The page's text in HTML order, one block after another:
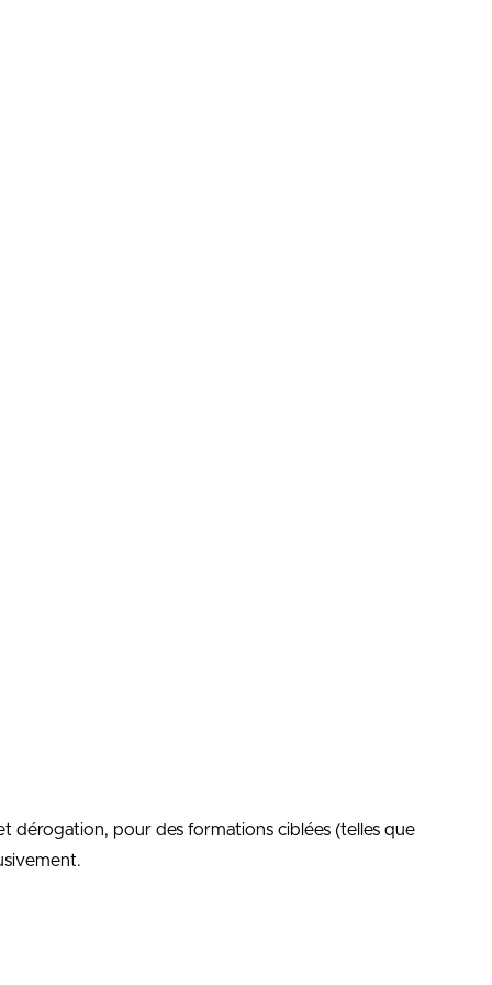
dérogation, pour des formations ciblées (telles que